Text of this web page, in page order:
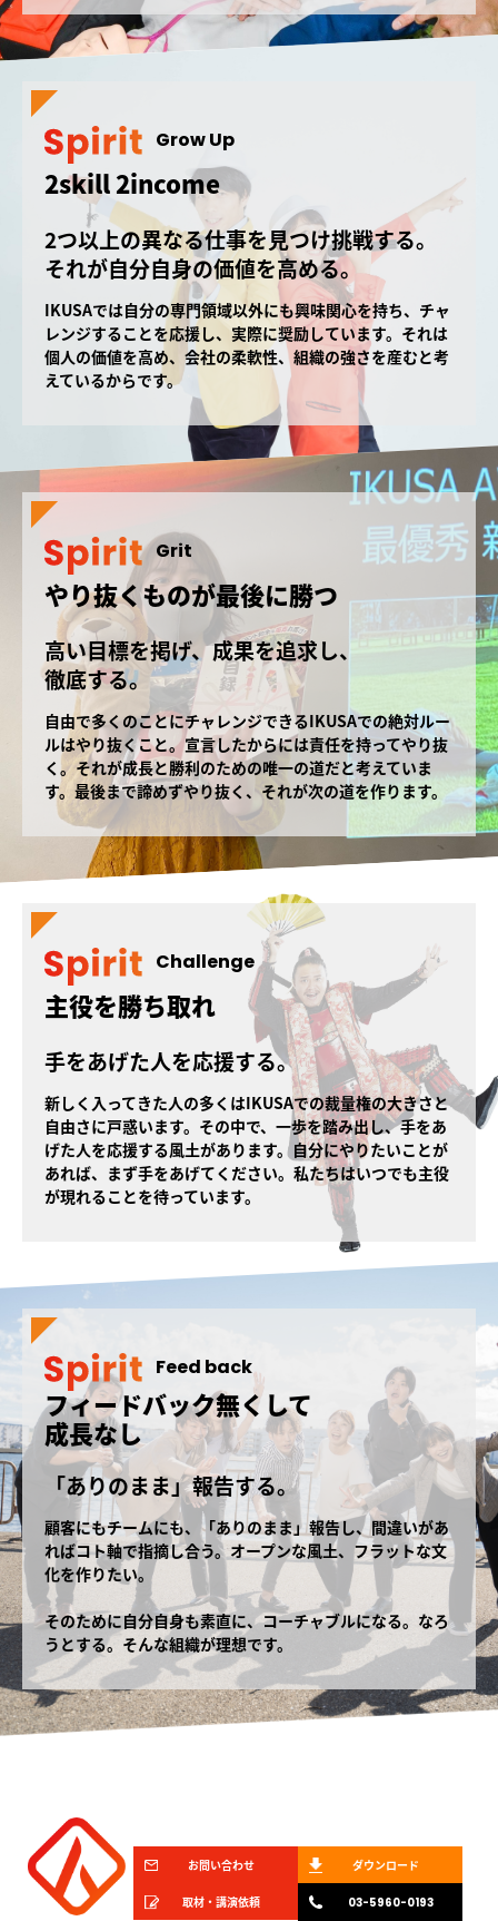
Grow Up
2skill 2income
2つ以上の異なる仕事を見つけ挑戦する。
それが自分自身の価値を高める。
IKUSAでは自分の専門領域以外にも興味関心を持ち、チャ
レンジすることを応援し、実際に奨励しています。それは
個人の価値を高め、会社の柔軟性、組織の強さを産むと考
えているからです。
Grit
やり抜くものが最後に勝つ
高い目標を掲げ、成果を追求し、
徹底する。
自由で多くのことにチャレンジできるIKUSAでの絶対ルー
ルはやり抜くこと。宣言したからには責任を持ってやり抜
く。それが成長と勝利のための唯一の道だと考えていま
す。最後まで諦めずやり抜く、それが次の道を作ります。
Challenge
主役を勝ち取れ
手をあげた人を応援する。
新しく入ってきた人の多くはIKUSAでの裁量権の大きさと
自由さに戸惑います。その中で、一歩を踏み出し、手をあ
げた人を応援する風土があります。自分にやりたいことが
あれば、まず手をあげてください。私たちはいつでも主役
が現れることを待っています。
Feed back
フィードバック無くして
成長なし
「ありのまま」報告する。
顧客にもチームにも、「ありのまま」報告し、間違いがあ
ればコト軸で指摘し合う。オープンな風土、フラットな文
化を作りたい。
そのために自分自身も素直に、コーチャブルになる。なろ
うとする。そんな組織が理想です。
お問い合わせ ダウンロード
取材・講演依頼 03-5960-0193